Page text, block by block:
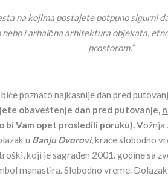
na kojima postajete potpuno sigurni
nebo i arhaična arhitektura objekata,
prostorom.”
poznato najkasnije dan pred
obaveštenje dan pred putovanje,
bi Vam opet prosledili poruku).Vožnja
u Banju Dvorovi, kraće slobodno
koji je sagrađen 2001. godine sa
manastira. Slobodno vreme.